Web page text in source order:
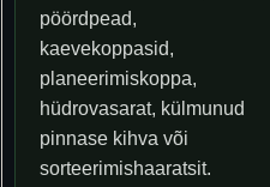
pöördpead,
kaevekoppasid,
planeerimiskoppa,
hüdrovasarat, külmunud
pinnase kihva või
sorteerimishaaratsit.